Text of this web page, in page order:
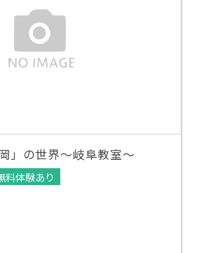
」の世界～岐阜教室～
料体験あり